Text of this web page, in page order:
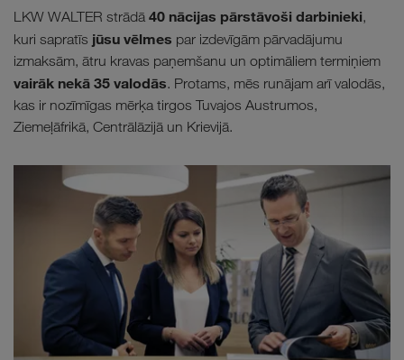
LKW WALTER strādā 40 nācijas pārstāvoši darbinieki,
kuri sapratīs jūsu vēlmes par izdevīgām pārvadājumu
izmaksām, ātru kravas paņemšanu un optimāliem termiņiem
vairāk nekā 35 valodās. Protams, mēs runājam arī valodās,
kas ir nozīmīgas mērķa tirgos Tuvajos Austrumos,
Ziemeļāfrikā, Centrālāzijā un Krievijā.